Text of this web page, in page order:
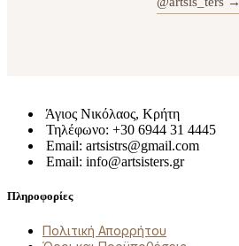
Άγιος Νικόλαος, Κρήτη
Τηλέφωνο: +30 6944 31 4445
Email: artsistrs@gmail.com
Email: info@artsisters.gr
Πληροφορίες
Πολιτική Απορρήτου